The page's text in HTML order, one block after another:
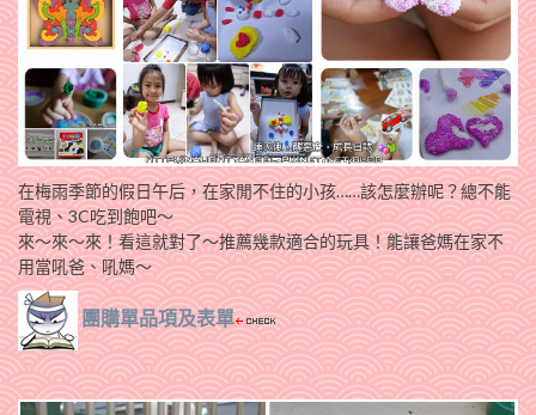
在梅雨季節的假日午后，在家閒不住的小孩……該怎麼辦呢？總不能
電視、3C吃到飽吧～
來～來～來！看這就對了～推薦幾款適合的玩具！能讓爸媽在家不
用當吼爸、吼媽～
團購單品項及表單